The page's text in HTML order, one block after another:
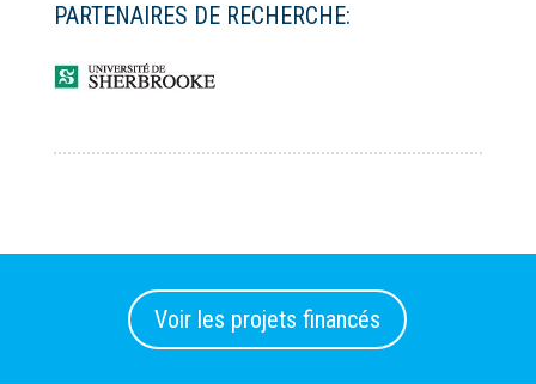
PARTENAIRES DE RECHERCHE:
Voir les projets financés